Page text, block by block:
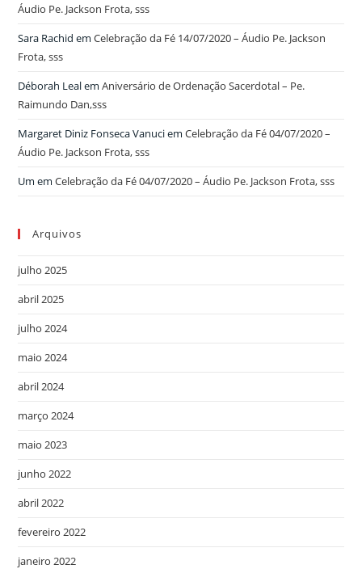
Áudio Pe. Jackson Frota, sss
Sara Rachid emCelebração da Fé 14/07/2020 – Áudio Pe. Jackson
Frota, sss
Déborah LealemAniversário de Ordenação Sacerdotal – Pe.
Raimundo Dan,sss
Margaret Diniz Fonseca VanuciemCelebração da Fé 04/07/2020 –
Áudio Pe. Jackson Frota, sss
Um emCelebração da Fé 04/07/2020 – Áudio Pe. Jackson Frota, sss
Arquivos
julho 2025
abril 2025
julho 2024
maio 2024
abril 2024
março 2024
maio 2023
junho 2022
abril 2022
fevereiro 2022
janeiro 2022